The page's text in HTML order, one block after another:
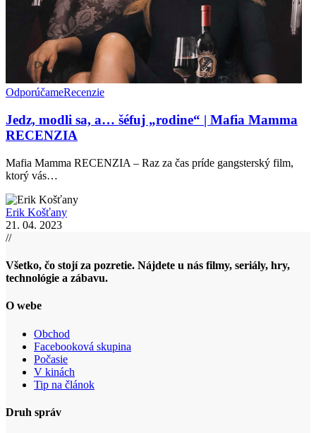
OdporúčameRecenzie
Jedz, modli sa, a… šéfuj „rodine“ | Mafia Mamma
RECENZIA
Mafia Mamma RECENZIA – Raz za čas príde gangsterský film,
ktorý vás…
Erik Košťany
21. 04. 2023
//
Všetko, čo stojí za pozretie. Nájdete u nás filmy, seriály, hry,
technológie a zábavu.
O webe
Obchod
Facebooková skupina
Počasie
V kinách
Tip na článok
Druh správ